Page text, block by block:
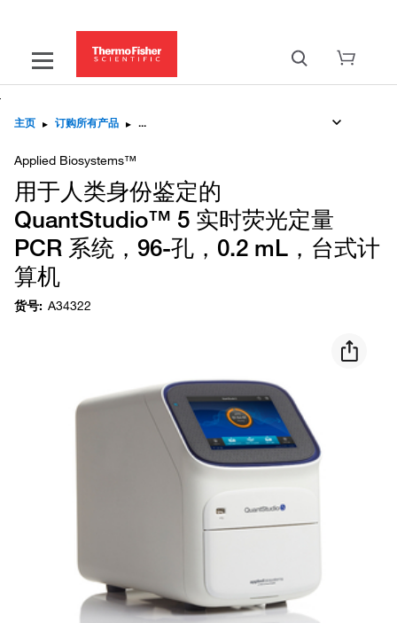
主页 ▸ 订购所有产品 ▸
Applied Biosystems™
用于人类身份鉴定的
QuantStudio™ 5 实时荧光定量
PCR 系统，96-孔，0.2 mL，台式计
算机
货号: A34322